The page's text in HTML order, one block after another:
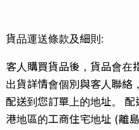
貨品運送條款及細則:
客人購買貨品後，貨品會在
出貨詳情會個別與客人聯絡
配送到您訂單上的地址。
港地區的工商住宅地址 (離